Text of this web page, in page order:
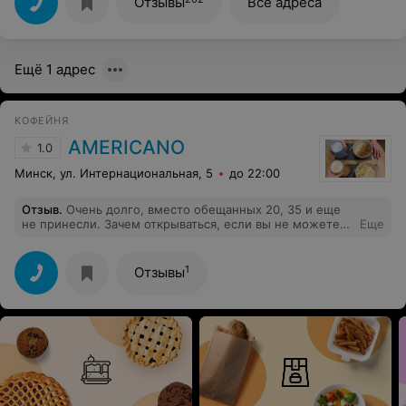
Ещё 1 адрес
КОФЕЙНЯ
1.0 AMERICANO
Минск, ул. Интернациональная, 5 до 22:00
Отзыв. Очень долго, вместо обещанных 20, 35 и еще
не принесли. Зачем открываться, если вы не можете
Еще
Отзывы1